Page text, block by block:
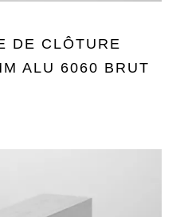
DE CLÔTURE
ALU 6060 BRUT